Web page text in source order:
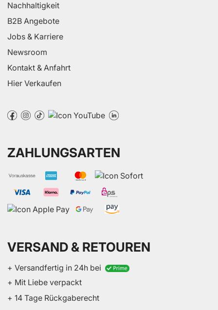
Nachhaltigkeit
B2B Angebote
Jobs & Karriere
Newsroom
Kontakt & Anfahrt
Hier Verkaufen
ZAHLUNGSARTEN
VERSAND & RETOUREN
+ Versandfertig in 24h bei
+ Mit Liebe verpackt
+ 14 Tage Rückgaberecht